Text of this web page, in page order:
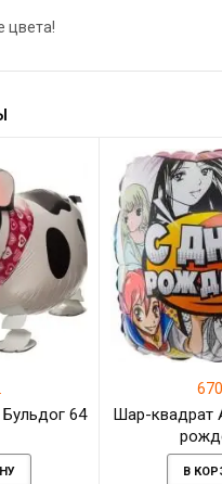
цвета!
64
Шар-квадрат
В